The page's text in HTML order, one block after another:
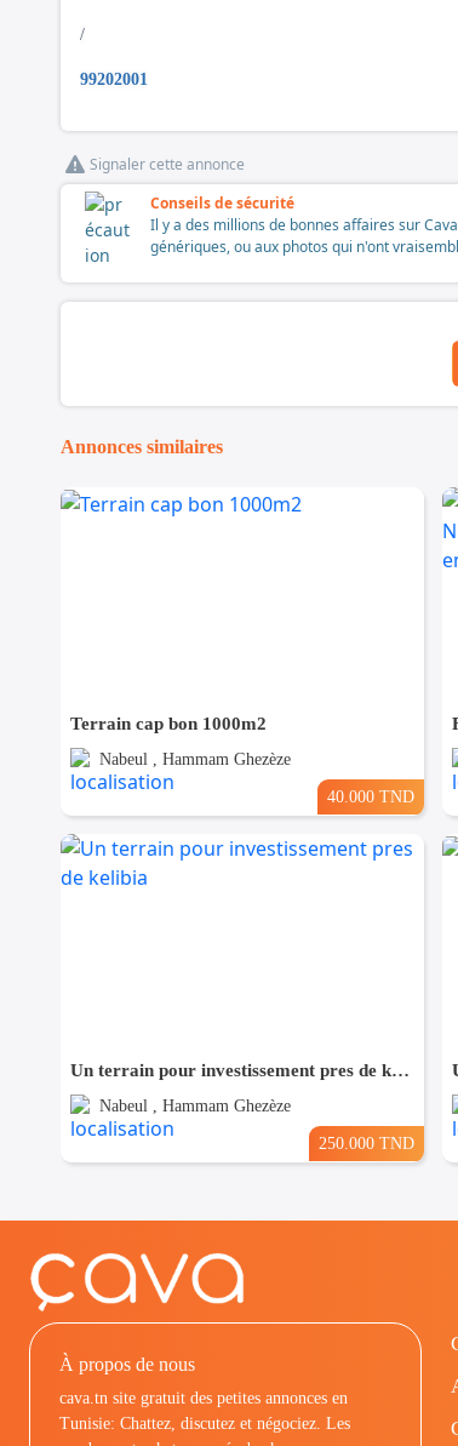
/
99202001
Signaler cette annonce
Conseils de sécurité
Il y a des millions de bonnes affaires sur
génériques, ou aux photos qui n'ont
Annonces similaires
Terrain cap bon 1000m2
Nabeul , Hammam Ghezèze
40.000 TND
Un terrain pour investissement pres de kelibia
Nabeul , Hammam Ghezèze
250.000 TND
À propos de nous
cava.tn site gratuit des petites annonces en
Tunisie: Chattez, discutez et négociez. Les